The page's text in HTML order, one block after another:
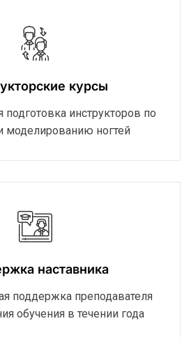
курсы
инструкторов по
моделированию ногтей
наставника
поддержка преподавателя
обучения в течении года